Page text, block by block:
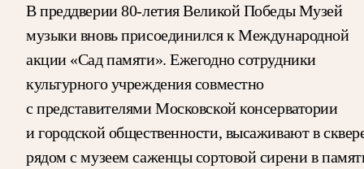
В преддверии 80-летия Великой Победы Музей
музыки вновь присоединился к Международной
акции «Сад памяти». Ежегодно сотрудники
культурного учреждения совместно
с представителями Московской консерватории
и городской общественности, высаживают в
рядом с музеем саженцы сортовой сирени в